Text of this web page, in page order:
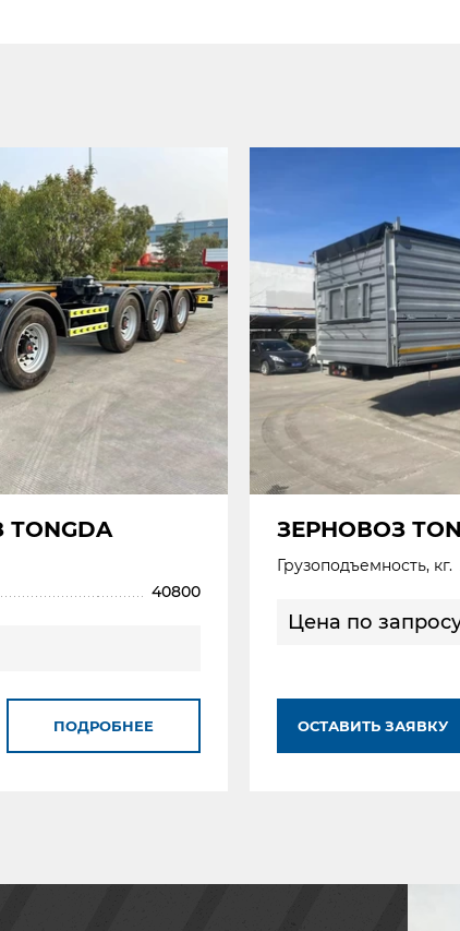
40800
ПОДРОБНЕЕ
ЗЕРНОВОЗ
Грузоподъемность, кг.
Цена по
ОСТАВИТЬ ЗАЯВКУ